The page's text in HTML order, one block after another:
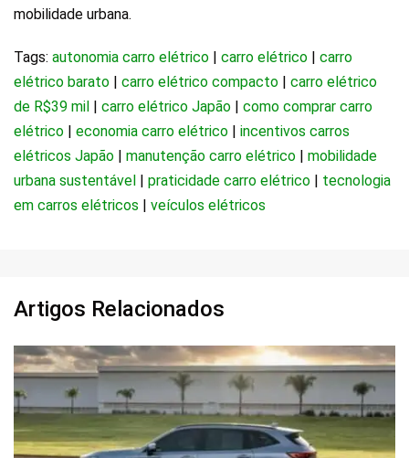
mobilidade urbana.
Tags: autonomia carro elétrico | carro elétrico | carro
elétrico barato | carro elétrico compacto | carro elétrico
de R$39 mil | carro elétrico Japão | como comprar carro
elétrico | economia carro elétrico | incentivos carros
elétricos Japão | manutenção carro elétrico | mobilidade
urbana sustentável | praticidade carro elétrico | tecnologia
em carros elétricos | veículos elétricos
Artigos Relacionados